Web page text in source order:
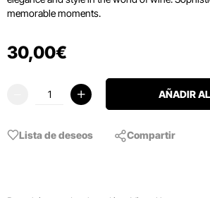
memorable moments.
30,00€
AÑADIR
Lista de deseos Compartir